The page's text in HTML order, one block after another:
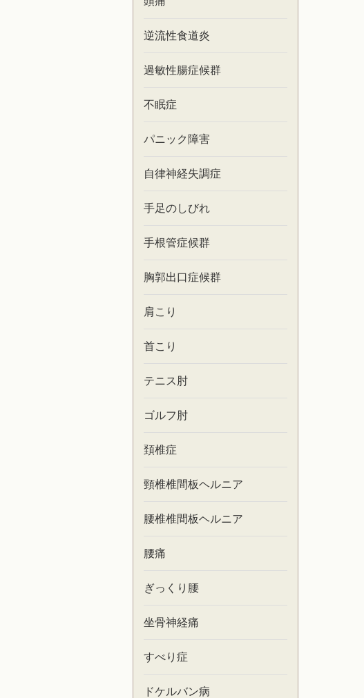
逆流性食道炎
過敏性腸症候群
不眠症
パニック障害
自律神経失調症
手足のしびれ
手根管症候群
胸郭出口症候群
肩こり
首こり
テニス肘
ゴルフ肘
頚椎症
頸椎椎間板ヘルニア
腰椎椎間板ヘルニア
腰痛
ぎっくり腰
坐骨神経痛
すべり症
ドケルバン病